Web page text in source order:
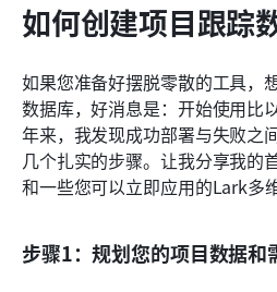
如何创建项目跟踪
如果您准备好摆脱零散的工具，
数据库，好消息是：开始使用比
年来，我发现成功部署与失败之
几个扎实的步骤。让我分享我的
和一些您可以立即应用的Lark多
步骤1：规划您的项目数据和